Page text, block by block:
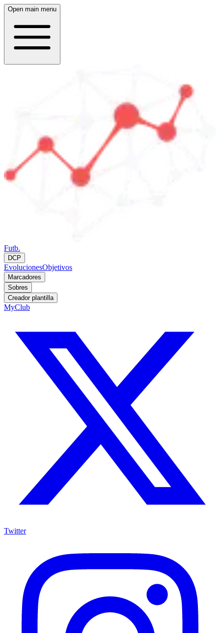
Open main menu
Futb.
DCP
EvolucionesObjetivos
Marcadores
Sobres
Creador plantilla
MyClub
Twitter